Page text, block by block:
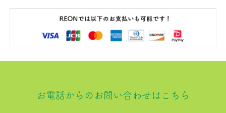
お電話からのお問い合わせはこちら